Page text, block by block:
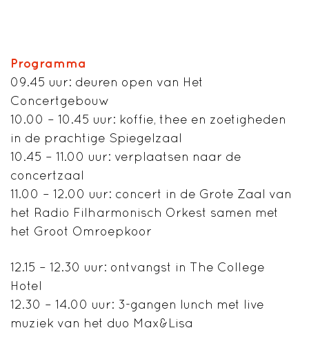
Programma
09.45 uur: deuren open van Het
Concertgebouw
10.00 – 10.45 uur: koffie, thee en zoetigheden
in de prachtige Spiegelzaal
10.45 – 11.00 uur: verplaatsen naar de
concertzaal
11.00 – 12.00 uur: concert in de Grote Zaal van
het Radio Filharmonisch Orkest samen met
het Groot Omroepkoor
12.15 – 12.30 uur: ontvangst in The College
Hotel
12.30 – 14.00 uur: 3-gangen lunch met live
muziek van het duo Max&Lisa